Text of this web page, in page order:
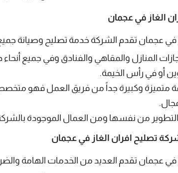
الغاز في عجمان
في عجمان تقدم الشركة خدمة تصليح وصيانة جميع
المنازل والمقاهي والفنادق وفي جميع
أو في رأس الخيمة.
وكبيرة جداً من فريق العمل فهو متخصص
من نفسها ومن العمال الموجودة
تصليح افران الغاز في عجمان
في عجمان تقدم العديد من الخدمات الهامة